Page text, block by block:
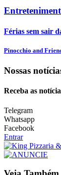
Férias sem sair
Pinocchio and
Nossas
Receba as
Telegram
Whatsapp
Facebook
Entrar